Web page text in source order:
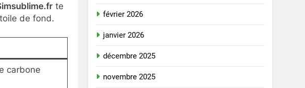
te
de fond.
carbone
février 2026
janvier 2026
décembre 2025
novembre 2025